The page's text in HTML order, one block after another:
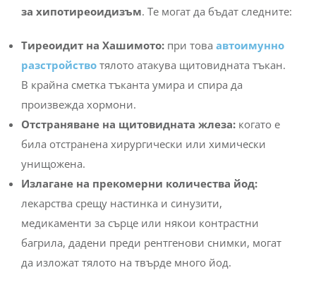
за хипотиреоидизъм. Те могат да бъдат следните:
Тиреоидит на Хашимото: при това автоимунно
разстройствотялото атакува щитовидната тъкан.
В крайна сметка тъканта умира и спира да
произвежда хормони.
Отстраняване на щитовидната жлеза: когато е
била отстранена хирургически или химически
унищожена.
Излагане на прекомерни количества йод:
лекарства срещу настинка и синузити,
медикаменти за сърце или някои контрастни
багрила, дадени преди рентгенови снимки, могат
да изложат тялото на твърде много йод.